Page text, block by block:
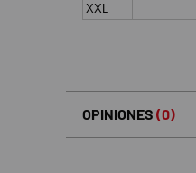
XXL
OPINIONES (0)